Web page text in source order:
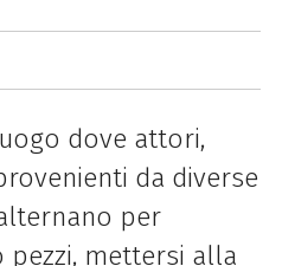
dove attori,
da diverse
per
mettersi alla